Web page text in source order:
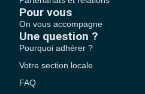
Pour vous
On vous accompagne
Une question ?
Pourquoi adhérer ?
Votre section locale
FAQ